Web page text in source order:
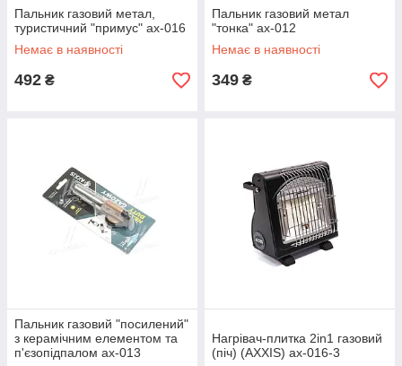
Пальник газовий метал,
туристичний "примус" ax-016
Немає в наявності
492 ₴
Пальник газовий метал
"тонка" ax-012
Немає в наявності
349 ₴
Пальник газовий "посилений"
з керамічним елементом та
п'єзопідпалом ax-013
Нагрівач-плитка 2in1 газовий
(піч) (AXXIS) ax-016-3